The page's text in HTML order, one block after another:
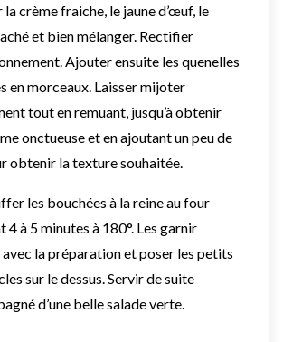
crème fraiche, le jaune d’œuf, le
et bien mélanger. Rectifier
Ajouter ensuite les quenelles
en morceaux. Laisser mijoter
tout en remuant, jusqu’à obtenir
onctueuse et en ajoutant un peu de
obtenir la texture souhaitée.
les bouchées à la reine au four
4 à 5 minutes à 180°. Les garnir
avec la préparation et poser les petits
sur le dessus. Servir de suite
d’une belle salade verte.